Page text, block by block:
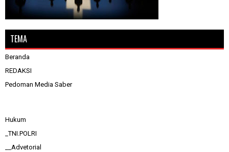
TEMA
Beranda
REDAKSI
Pedoman Media Saber
Hukum
_TNI.POLRI
__Advetorial